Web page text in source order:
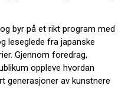
byr på et rikt program med
leseglede fra japanske
Gjennom foredrag,
oppleve hvordan
generasjoner av kunstnere